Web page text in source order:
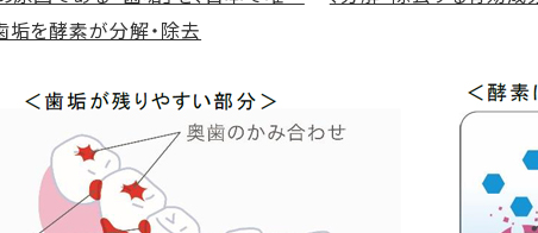
垢を酵素が分解・除去